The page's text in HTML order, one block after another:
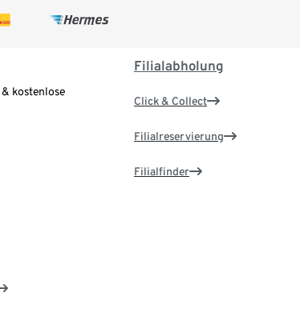
kostenlose
Filialabholung
Click & Collect
Filialreservierung
Filialfinder